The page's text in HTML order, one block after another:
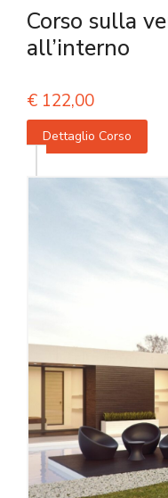
Corso sulla
all’interno
€ 122,00
Dettaglio Corso